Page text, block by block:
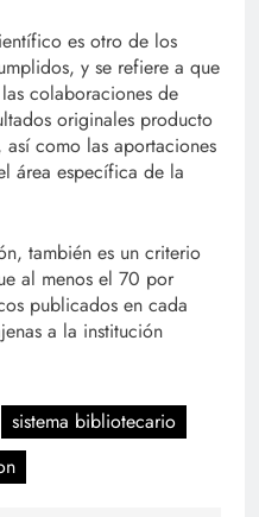
es otro de los
y se refiere a que
colaboraciones de
originales producto
como las aportaciones
área específica de la
también es un criterio
al menos el 70 por
publicados en cada
a la institución
sistema bibliotecario